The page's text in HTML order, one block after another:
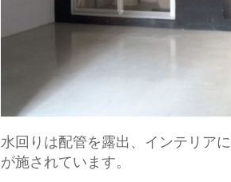
水回りは配管を露出、インテリア
が施されています。